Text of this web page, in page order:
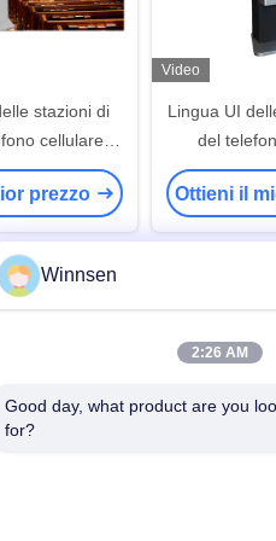
stazioni di
cellulare
schermo
prezzo
Video
Lingua UI
del
ristorante
Ottieni il
8
Winnsen
2:26 AM
Good day, what product are you
for?